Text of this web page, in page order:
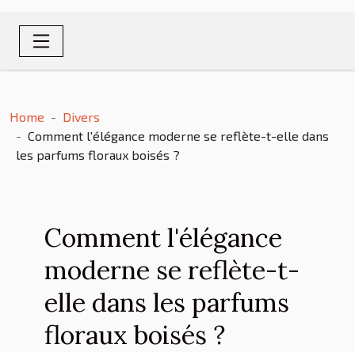
Home
Divers
Comment l'élégance moderne se reflète-t-elle dans
les parfums floraux boisés ?
Comment l'élégance
moderne se reflète-t-
elle dans les parfums
floraux boisés ?